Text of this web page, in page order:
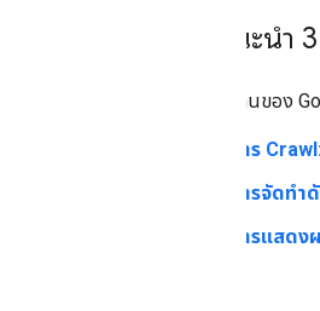
ขอแนะนํา
การทํางานของ
การ
การจัดทํา
การแสด